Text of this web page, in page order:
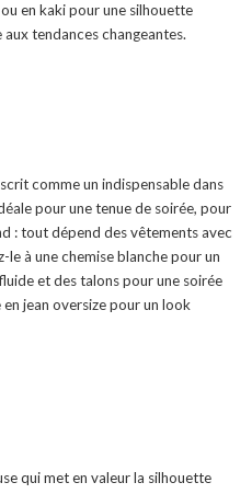
en kaki pour une silhouette
tendances changeantes.
comme un indispensable dans
pour une tenue de soirée, pour
: tout dépend des vêtements avec
le à une chemise blanche pour un
et des talons pour une soirée
jean oversize pour un look
qui met en valeur la silhouette